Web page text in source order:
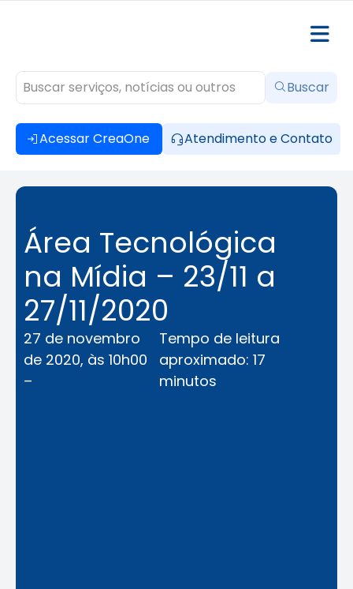
Acessar CreaOne Atendimento e Contato
Buscar
Área Tecnológica
na Mídia – 23/11 a
27/11/2020
27 de novembro
de 2020, às 10h00
–
Tempo de leitura
aproximado: 17
minutos